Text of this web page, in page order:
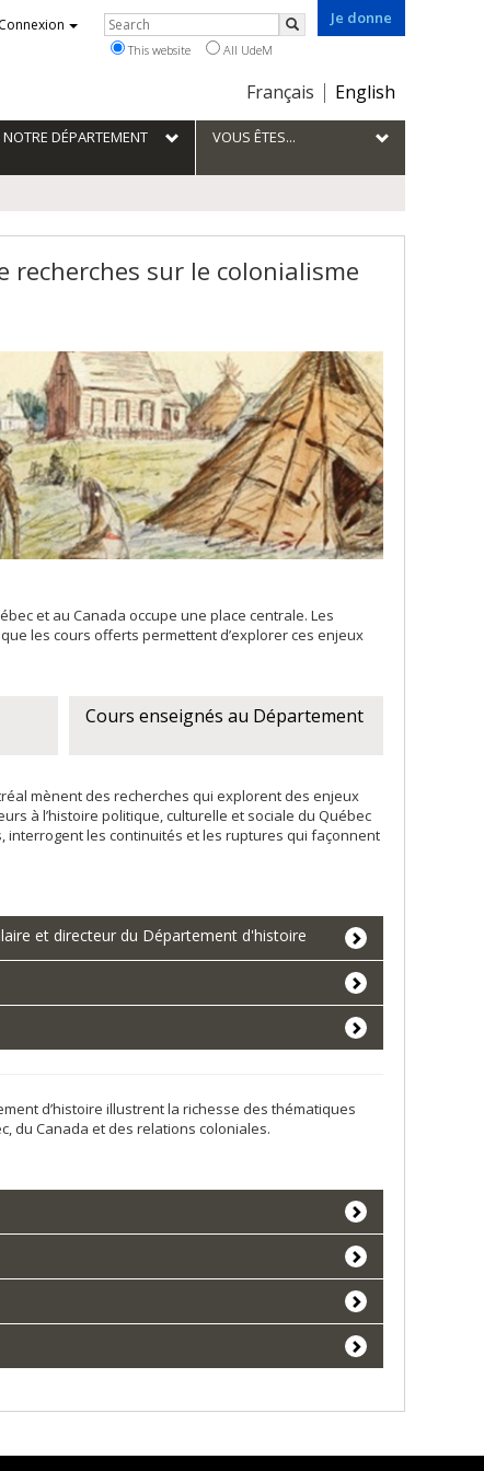
Je donne
Choix
la
langue
Français English
Connexion Rechercher
Search
This website All UdeM
NOTRE DÉPARTEMENT VOUS ÊTES...
recherches sur le colonialisme
et au Canada occupe une place centrale. Les
les cours offerts permettent d’explorer ces enjeux
Cours enseignés au Département
mènent des recherches qui explorent des enjeux
à l’histoire politique, culturelle et sociale du Québec
les continuités et les ruptures qui façonnent
et directeur du Département d'histoire
d’histoire illustrent la richesse des thématiques
du Canada et des relations coloniales.